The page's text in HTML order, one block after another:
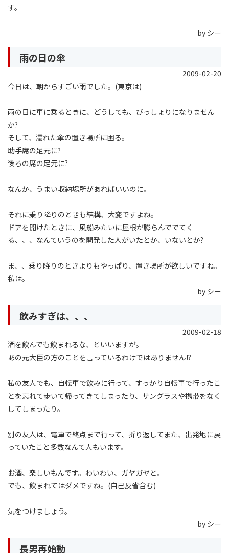
す。
by シー
雨の日の傘
2009-02-20
今日は、朝からすごい雨でした。(東京は)
雨の日に車に乗るときに、どうしても、びっしょりになりません
か?
そして、濡れた傘の置き場所に困る。
助手席の足元に?
後ろの席の足元に?
なんか、うまい収納場所があればいいのに。
それに乗り降りのときも結構、大変ですよね。
ドアを開けたときに、風船みたいに屋根が膨らんででてく
る、、、なんていうのを開発した人がいたとか、いないとか?
ま、、乗り降りのときよりもやっぱり、置き場所が欲しいですね。
私は。
by シー
飲みすぎは、、、
2009-02-18
酒を飲んでも飲まれるな、といいますが。
あの元大臣の方のことを言っているわけではありません!?
私の友人でも、自転車で飲みに行って、すっかり自転車で行ったこ
とを忘れて歩いて帰ってきてしまったり、サングラスや携帯をなく
してしまったり。
別の友人は、電車で終点まで行って、折り返してまた、出発地に戻
っていたこと多数なんて人もいます。
お酒、楽しいもんです。わいわい、ガヤガヤと。
でも、飲まれてはダメですね。(自己反省含む)
気をつけましょう。
by シー
長男再始動